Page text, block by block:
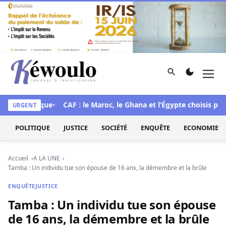
Aller au contenu
Kéwoulo, le premier site d'information et d'investigation
Rechercher
URGENT
historique CAF : le Maroc, le Ghana et l’Égypte choisis pour
POLITIQUE JUSTICE SOCIÉTÉ ENQUÊTE ECONOMIE
Accueil
A LA UNE
Tamba : Un individu tue son épouse de 16 ans, la démembre et la brûle
ENQUÊTEJUSTICE
Tamba : Un individu tue son épouse
de 16 ans, la démembre et la brûle